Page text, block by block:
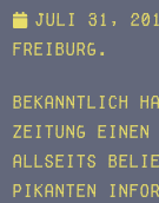
Juli 31,
Freiburg.
Bekanntlich
Zeitung einen
allseits
pikanten